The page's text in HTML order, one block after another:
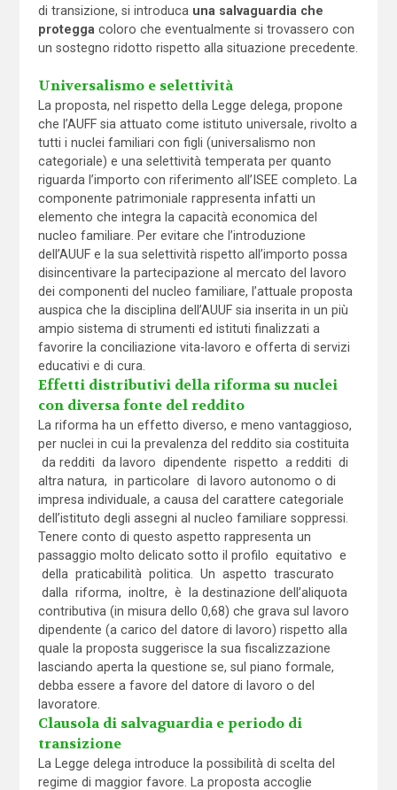
di transizione, si introduca una salvaguardia che
protegga coloro che eventualmente si trovassero con
un sostegno ridotto rispetto alla situazione precedente.
Universalismo e selettività
La proposta, nel rispetto della Legge delega, propone
che l’AUFF sia attuato come istituto universale, rivolto a
tutti i nuclei familiari con figli (universalismo non
categoriale) e una selettività temperata per quanto
riguarda l’importo con riferimento all’ISEE completo. La
componente patrimoniale rappresenta infatti un
elemento che integra la capacità economica del
nucleo familiare. Per evitare che l’introduzione
dell’AUUF e la sua selettività rispetto all’importo possa
disincentivare la partecipazione al mercato del lavoro
dei componenti del nucleo familiare, l’attuale proposta
auspica che la disciplina dell’AUUF sia inserita in un più
ampio sistema di strumenti ed istituti finalizzati a
favorire la conciliazione vita-lavoro e offerta di servizi
educativi e di cura.
Effetti distributivi della riforma su nuclei
con diversa fonte del reddito
La riforma ha un effetto diverso, e meno vantaggioso,
per nuclei in cui la prevalenza del reddito sia costituita
da redditi da lavoro dipendente rispetto a redditi di
altra natura, in particolare di lavoro autonomo o di
impresa individuale, a causa del carattere categoriale
dell’istituto degli assegni al nucleo familiare soppressi.
Tenere conto di questo aspetto rappresenta un
passaggio molto delicato sotto il profilo equitativo e
della praticabilità politica. Un aspetto trascurato
dalla riforma, inoltre, è la destinazione dell’aliquota
contributiva (in misura dello 0,68) che grava sul lavoro
dipendente (a carico del datore di lavoro) rispetto alla
quale la proposta suggerisce la sua fiscalizzazione
lasciando aperta la questione se, sul piano formale,
debba essere a favore del datore di lavoro o del
lavoratore.
Clausola di salvaguardia e periodo di
transizione
La Legge delega introduce la possibilità di scelta del
regime di maggior favore. La proposta accoglie